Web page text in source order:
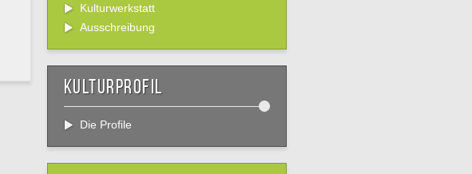
Kulturwerkstatt
Ausschreibung
Kulturprofil
Die Profile